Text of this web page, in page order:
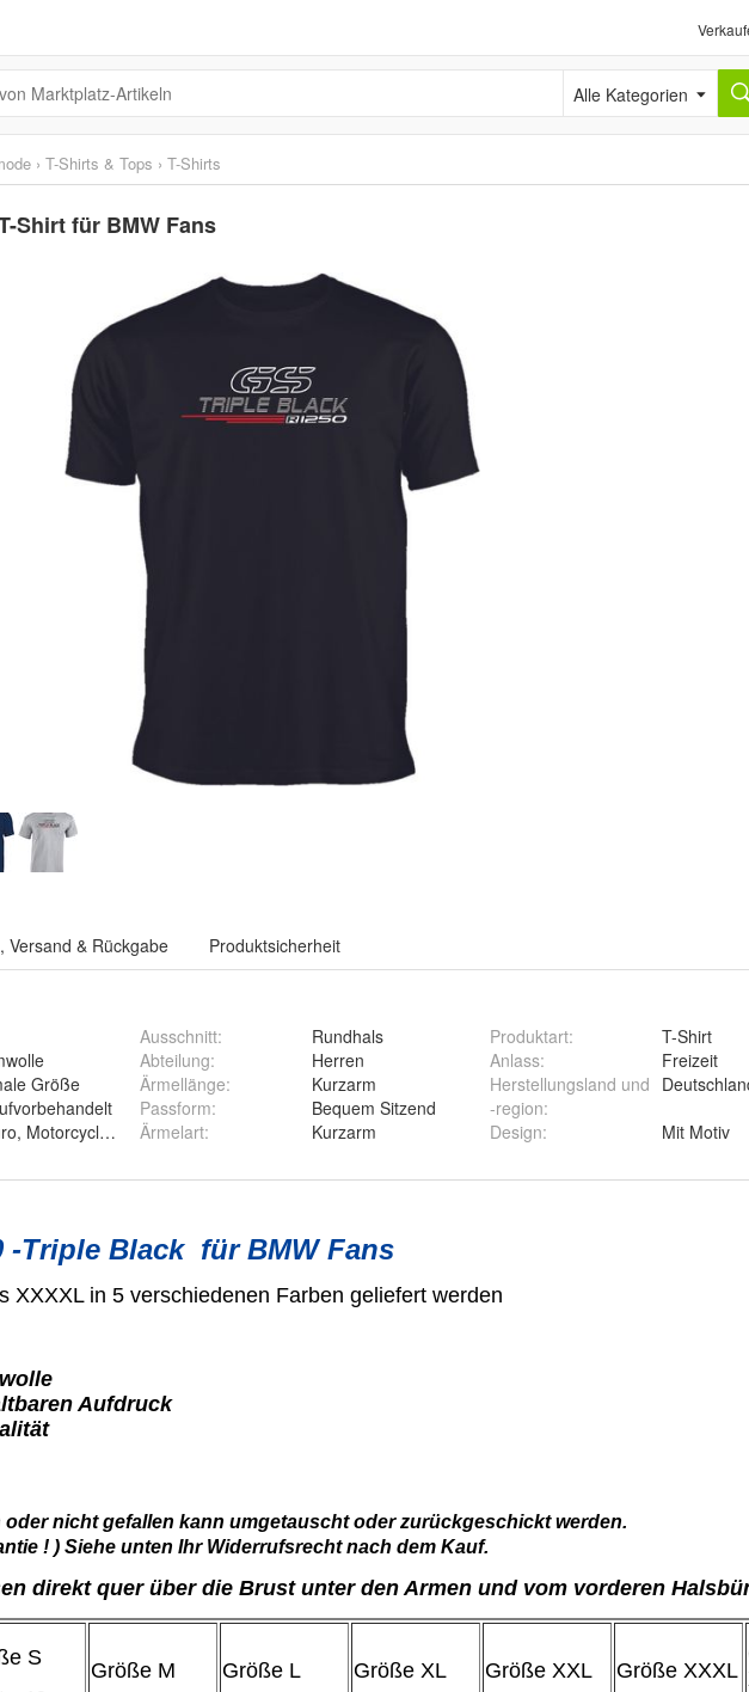
Alle Kategorien
› T-Shirts & Tops › T-Shirts
Shirt für BMW Fans
Versand & Rückgabe Produktsicherheit
Größe
Motorcycle, Motorrad, GS 1200
Ausschnitt:
Rundhals
Abteilung:
Herren
Ärmellänge:
Kurzarm
Passform:
Bequem Sitzend
Ärmelart: Kurzarm
Produktart:
T-Shirt
Anlass:
Freizeit
Herstellungsland und
-region:
Design: Mit Motiv